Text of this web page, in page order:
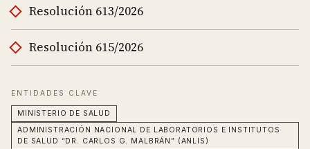
Resolución 613/2026
Resolución 615/2026
ENTIDADES CLAVE
MINISTERIO DE SALUD
ADMINISTRACIÓN NACIONAL DE LABORATORIOS E INSTITUTOS
DE SALUD “DR. CARLOS G. MALBRÁN” (ANLIS)